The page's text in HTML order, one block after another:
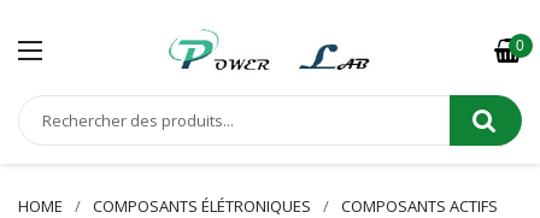
0
HOME COMPOSANTS ÉLÉTRONIQUES
COMPOSANTS ACTIFS